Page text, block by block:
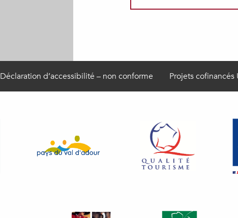
Déclaration d’accessibilité – non conforme Projets cofinancés